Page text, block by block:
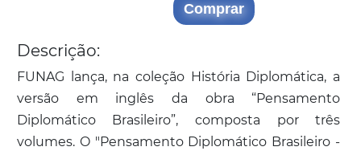
Comprar
Descrição:
FUNAG lança, na coleção História Diplomática, a
versão em inglês da obra “Pensamento
Diplomático Brasileiro”, composta por três
volumes. O "Pensamento Diplomático Brasileiro -